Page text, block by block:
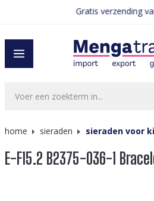
Gratis verzending
home sieraden sieraden voor
E-F15.2 B2375-036-1